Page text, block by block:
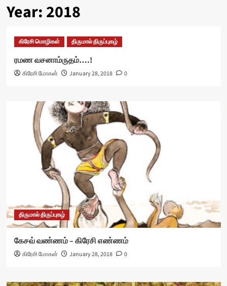
Year:2018
கிரேசி மொழிகள் திருமால் திருப்புகழ்
ரமண வசனாம்ருதம்….!
கிரேசி மோகன் January 28, 2018 0
திருமால் திருப்புகழ்
கேசவ் வண்ணம் – கிரேசி எண்ணம்
கிரேசி மோகன் January 28, 2018 0